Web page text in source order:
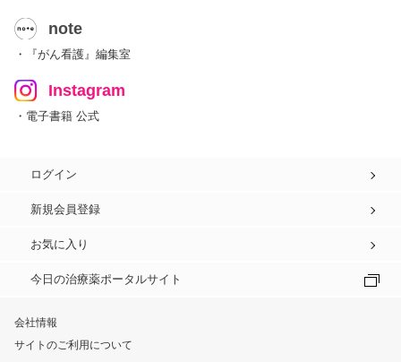
note
・『がん看護』編集室
Instagram
・電子書籍 公式
ログイン
新規会員登録
お気に入り
今日の治療薬ポータルサイト
会社情報
サイトのご利用について